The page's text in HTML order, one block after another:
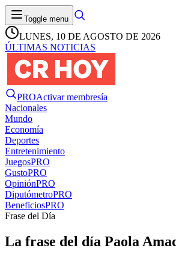
Toggle menu
LUNES, 10 DE AGOSTO DE 2026
ÚLTIMAS NOTICIAS
PROActivar membresía
Nacionales
Mundo
Economía
Deportes
Entretenimiento
JuegosPRO
GustoPRO
OpiniónPRO
DiputómetroPRO
BeneficiosPRO
Frase del Día
La frase del día Paola